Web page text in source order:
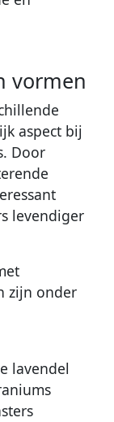
vormen
aspect bij
Door
levendiger
zijn onder
lavendel